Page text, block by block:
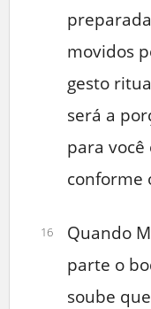
movidos
gesto
será a
para você
conforme
16
Quando
parte o
soube